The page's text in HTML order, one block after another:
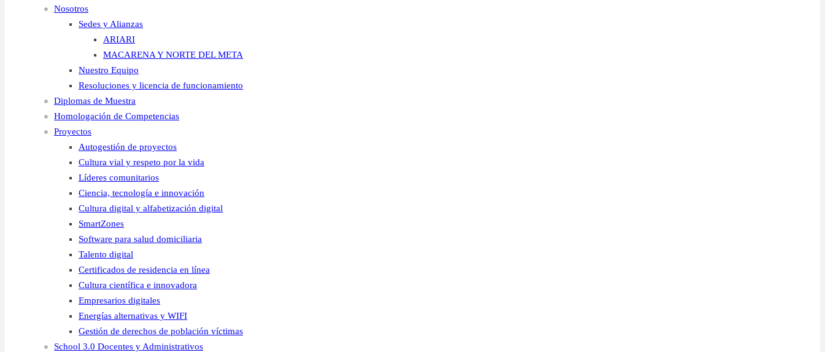
Nosotros
Sedes y Alianzas
ARIARI
MACARENA Y NORTE DEL META
Nuestro Equipo
Resoluciones y licencia de funcionamiento
Diplomas de Muestra
Homologación de Competencias
Proyectos
Autogestión de proyectos
Cultura vial y respeto por la vida
Líderes comunitarios
Ciencia, tecnología e innovación
Cultura digital y alfabetización digital
SmartZones
Software para salud domiciliaria
Talento digital
Certificados de residencia en línea
Cultura científica e innovadora
Empresarios digitales
Energías alternativas y WIFI
Gestión de derechos de población víctimas
School 3.0 Docentes y Administrativos